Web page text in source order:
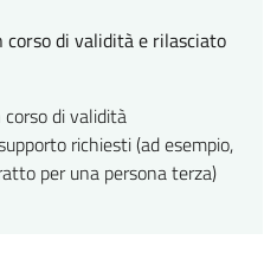
corso di validità e rilasciato
di validità
richiesti (ad esempio,
per una persona terza)